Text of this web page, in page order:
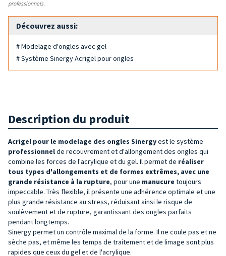
professionnels.
Découvrez aussi:
# Modelage d'ongles avec gel
# Système Sinergy Acrigel pour ongles
Description du produit
Acrigel pour le modelage des ongles Sinergyest le système
professionnelde recouvrement et d'allongement des ongles qui
combine les forces de l'acrylique et du gel. Il permet de réaliser
tous types d'allongements et de formes extrêmes, avec une
grande résistance à la rupture, pour une manucure toujours
impeccable. Très flexible, il présente une adhérence optimale et une
plus grande résistance au stress, réduisant ainsi le risque de
soulèvement et de rupture, garantissant des ongles parfaits
pendant longtemps.
Sinergy permet un contrôle maximal de la forme. Il ne coule pas et ne
sèche pas, et même les temps de traitement et de limage sont plus
rapides que ceux du gel et de l'acrylique.